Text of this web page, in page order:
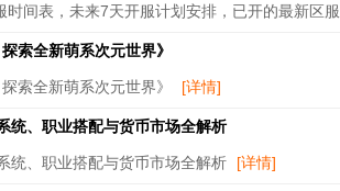
时间表，未来7天开服计划安排，已开的最新区服
索全新萌系次元世界》
索全新萌系次元世界》 [详情]
统、职业搭配与货币市场全解析
统、职业搭配与货币市场全解析 [详情]